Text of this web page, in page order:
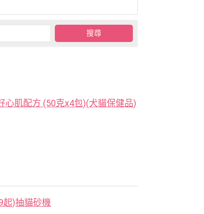
心肌配方 (50克x4包)(犬貓保健品)
起)抽貓砂機